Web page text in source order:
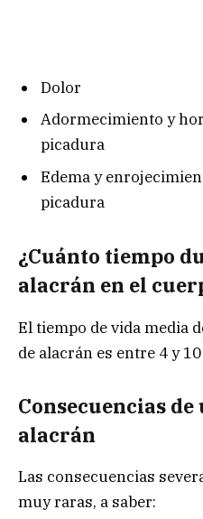
Dolor
Adormecimiento y
picadura
Edema y
picadura
¿Cuánto tiempo
alacrán en el
El tiempo de vida media
de alacrán es entre 4 y
Consecuencias
alacrán
Las consecuencias
muy raras, a saber: